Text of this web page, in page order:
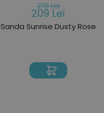
279 Lei
209 Lei
Sanda Sunrise Dusty Rose